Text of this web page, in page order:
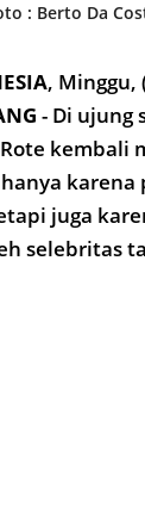
: Berto Da
, Minggu,
- Di ujung
kembali
karena
juga
selebritas